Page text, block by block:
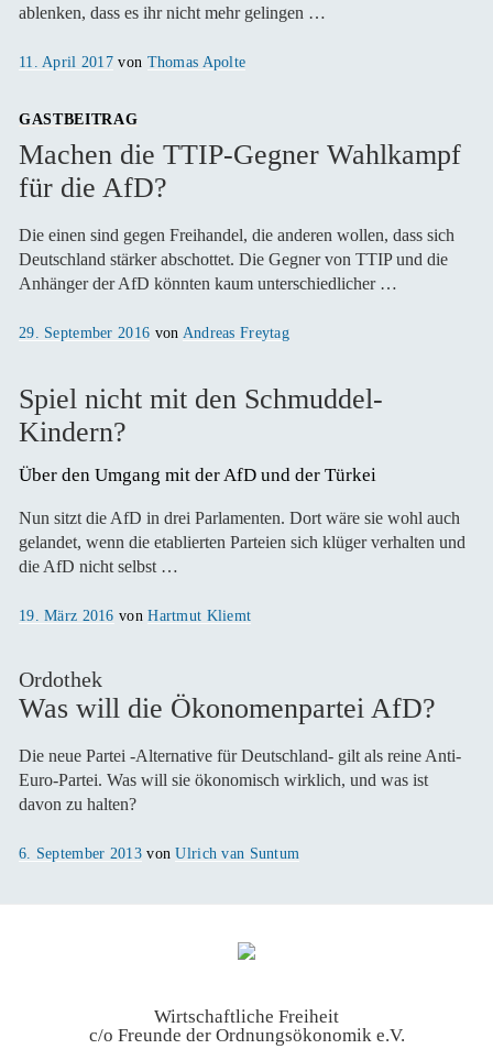
ablenken, dass es ihr nicht mehr gelingen …
Veröffentlicht
11. April 2017 von Thomas Apolte
GASTBEITRAG
Machen die TTIP-Gegner Wahlkampf
für die AfD?
Die einen sind gegen Freihandel, die anderen wollen, dass sich
Deutschland stärker abschottet. Die Gegner von TTIP und die
Anhänger der AfD könnten kaum unterschiedlicher …
Veröffentlicht
29. September 2016 von Andreas Freytag
Spiel nicht mit den Schmuddel-
Kindern?
Über den Umgang mit der AfD und der Türkei
Nun sitzt die AfD in drei Parlamenten. Dort wäre sie wohl auch
gelandet, wenn die etablierten Parteien sich klüger verhalten und
die AfD nicht selbst …
Veröffentlicht
19. März 2016 vonHartmut Kliemt
Ordothek
Was will die Ökonomenpartei AfD?
Die neue Partei -Alternative für Deutschland- gilt als reine Anti-
Euro-Partei. Was will sie ökonomisch wirklich, und was ist
davon zu halten?
Veröffentlicht
6. September 2013 vonUlrich van Suntum
Wirtschaftliche Freiheit
c/o Freunde der Ordnungsökonomik e.V.